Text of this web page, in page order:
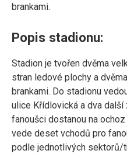
brankami.
Popis stadionu:
Stadion je tvořen dvěma
stran ledové plochy a
brankami. Do stadionu
ulice Křídlovická a dva
fanoušci dostanou na
vede deset vchodů pro
podle jednotlivých sektorů/